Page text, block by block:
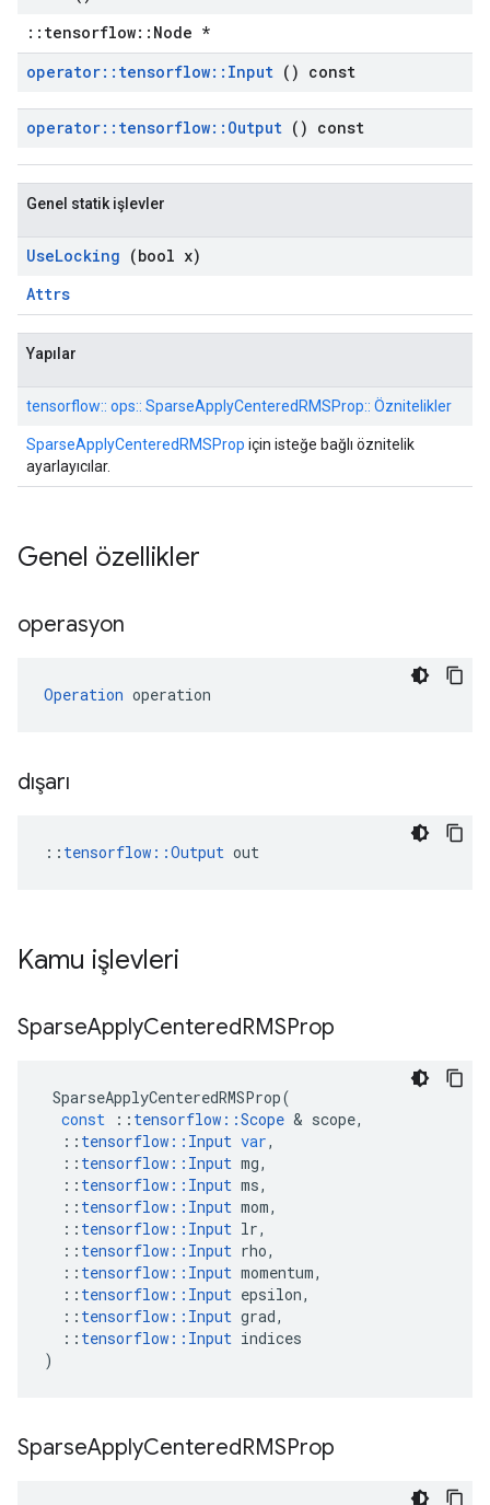
::tensorflow::Node *
operator:: tensorflow:: Input () const
operator:: tensorflow:: Output () const
Genel statik işlevler
UseLocking (bool x)
Attrs
Yapılar
tensorflow:: ops:: SparseApplyCenteredRMSProp:: Öznitelikler
SparseApplyCenteredRMSProp için isteğe bağlı öznitelik
ayarlayıcılar.
Genel özellikler
operasyon
Operation operation
dışarı
:: tensorflow::Output out
Kamu işlevleri
SparseApplyCenteredRMSProp
SparseApplyCenteredRMSProp(
const
:: tensorflow ::Scope & scope,
:: tensorflow :: Input var,
:: tensorflow :: Input mg,
:: tensorflow :: Input ms,
:: tensorflow :: Input mom,
:: tensorflow :: Input lr,
:: tensorflow :: Input rho,
:: tensorflow :: Input momentum,
:: tensorflow :: Input epsilon,
:: tensorflow :: Input grad,
:: tensorflow :: Input indices
)
SparseApplyCenteredRMSProp